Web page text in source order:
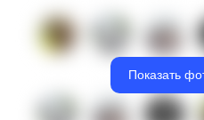
Показать